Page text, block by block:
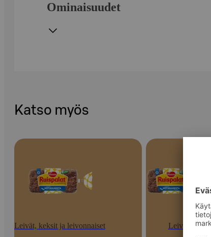
Ominaisuudet
Katso myös
Leivät, keksit ja leivonnaiset Leivät